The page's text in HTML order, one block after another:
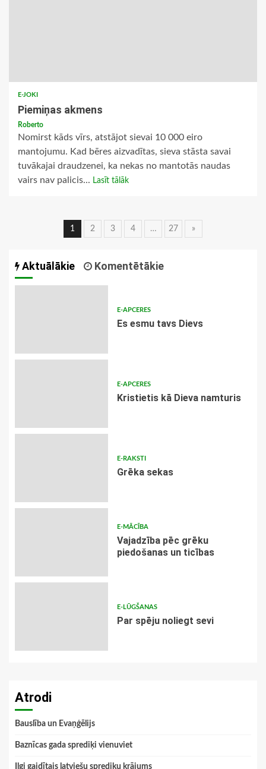
E-JOKI
Piemiņas akmens
Roberto
Nomirst kāds vīrs, atstājot sievai 10 000 eiro
mantojumu. Kad bēres aizvadītas, sieva stāsta savai
tuvākajai draudzenei, ka nekas no mantotās naudas
vairs nav palicis... Lasīt tālāk
Ziņu
1 2 3 4 … 27 »
Aktuālākie Komentētākie
E-APCERES
Es esmu tavs Dievs
E-APCERES
Kristietis kā Dieva namturis
E-RAKSTI
Grēka sekas
E-MĀCĪBA
Vajadzība pēc grēku
piedošanas un ticības
E-LŪGŠANAS
Par spēju noliegt sevi
Atrodi
Bauslība un Evaņģēlijs
Baznīcas gada sprediķi vienuviet
Ilgi gaidītais latviešu sprediķu krājums